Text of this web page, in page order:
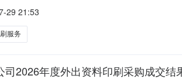
7622828供应商(乙方)：鄂尔多斯市桥头堡
29 21:53
服务
司2026年度外出资料印刷采购成交结